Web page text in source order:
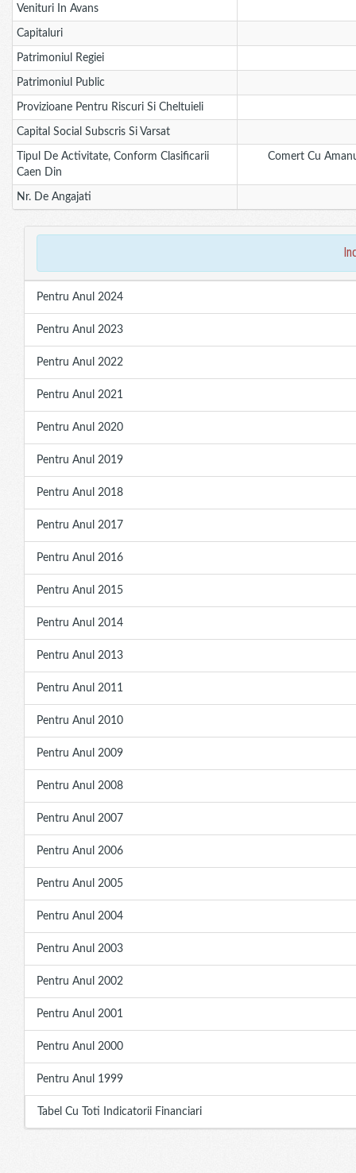
Venituri In Avans
Capitaluri
Patrimoniul Regiei
Patrimoniul Public
Provizioane Pentru Riscuri Si Cheltuieli
Capital Social Subscris Si Varsat
Tipul De Activitate, Conform Clasificarii
Caen Din
Comert Cu
Nr. De Angajati
Pentru Anul 2024
Pentru Anul 2023
Pentru Anul 2022
Pentru Anul 2021
Pentru Anul 2020
Pentru Anul 2019
Pentru Anul 2018
Pentru Anul 2017
Pentru Anul 2016
Pentru Anul 2015
Pentru Anul 2014
Pentru Anul 2013
Pentru Anul 2011
Pentru Anul 2010
Pentru Anul 2009
Pentru Anul 2008
Pentru Anul 2007
Pentru Anul 2006
Pentru Anul 2005
Pentru Anul 2004
Pentru Anul 2003
Pentru Anul 2002
Pentru Anul 2001
Pentru Anul 2000
Pentru Anul 1999
Tabel Cu Toti Indicatorii Financiari